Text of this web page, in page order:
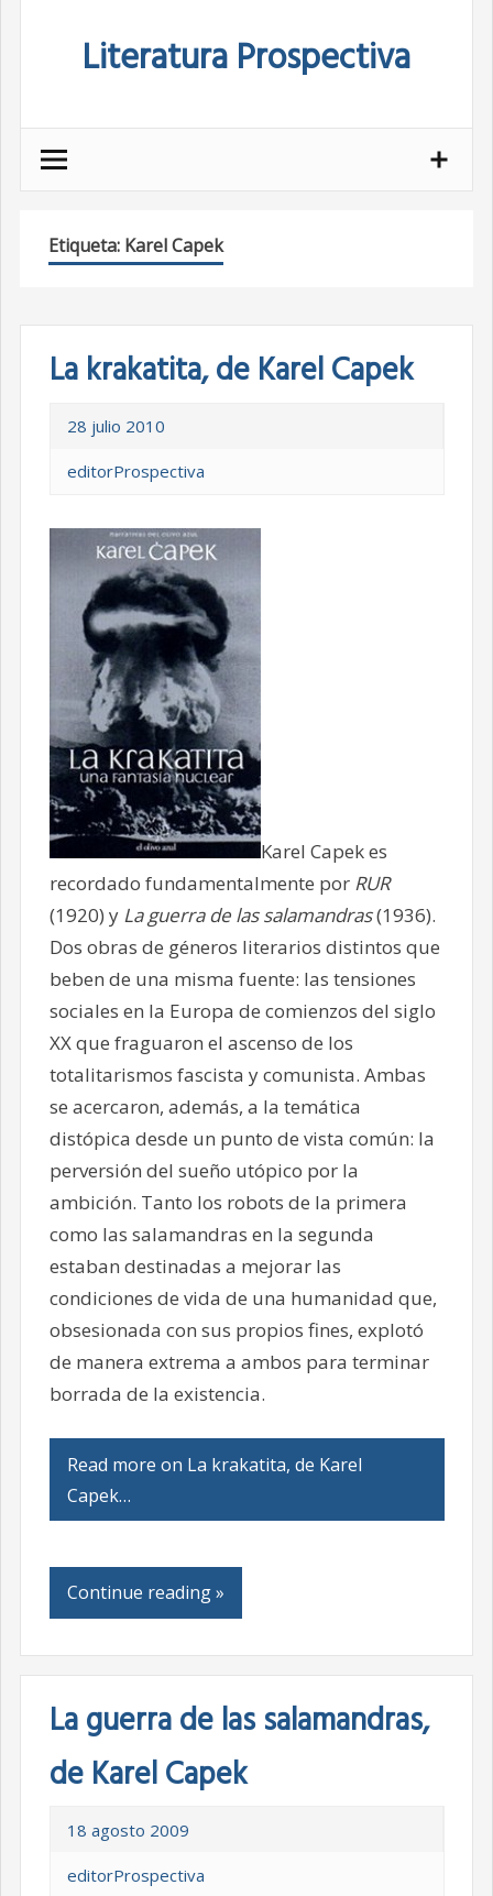
Literatura Prospectiva
Etiqueta: Karel Capek
La krakatita, de Karel Capek
28 julio 2010
editorProspectiva
Karel Capek es
recordado fundamentalmente por RUR
(1920) y La guerra de las salamandras(1936).
Dos obras de géneros literarios distintos que
beben de una misma fuente: las tensiones
sociales en la Europa de comienzos del siglo
XX que fraguaron el ascenso de los
totalitarismos fascista y comunista. Ambas
se acercaron, además, a la temática
distópica desde un punto de vista común: la
perversión del sueño utópico por la
ambición. Tanto los robots de la primera
como las salamandras en la segunda
estaban destinadas a mejorar las
condiciones de vida de una humanidad que,
obsesionada con sus propios fines, explotó
de manera extrema a ambos para terminar
borrada de la existencia.
Read more on La krakatita, de Karel
Capek…
Continue reading »
La guerra de las salamandras,
de Karel Capek
18 agosto 2009
editorProspectiva